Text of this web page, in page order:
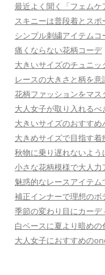
最近よく聞く「フェム
スキニーは普段着とス
シンプル刺繍アイテムコ
痛くならない花柄コーデ
大きいサイズのチュニッ
レースの大きさと柄を意
花柄ファッションをマス
大人女子が取り入れる
大きいサイズのおすす
大きめサイズで目指す着
秋物に乗り遅れないよ
小さな花柄模様で大人力
魅惑的なレースアイテ
補正インナーで理想のボ
季節の変わり目にカーデ
白ベースに夏より暗めの
大人女子におすすめの